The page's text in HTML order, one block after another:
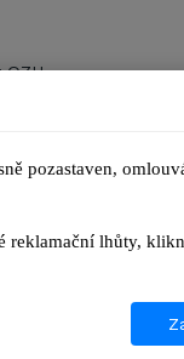
pozastaven,
reklamační lhůty, kl